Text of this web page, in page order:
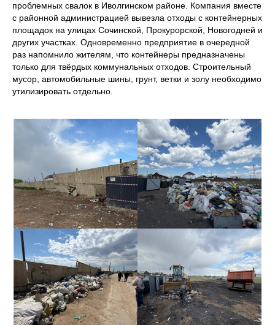
проблемных свалок в Иволгинском районе. Компания вместе
с районной администрацией вывезла отходы с контейнерных
площадок на улицах Сочинской, Прокурорской, Новогодней и
других участках. Одновременно предприятие в очередной
раз напомнило жителям, что контейнеры предназначены
только для твёрдых коммунальных отходов. Строительный
мусор, автомобильные шины, грунт, ветки и золу необходимо
утилизировать отдельно.